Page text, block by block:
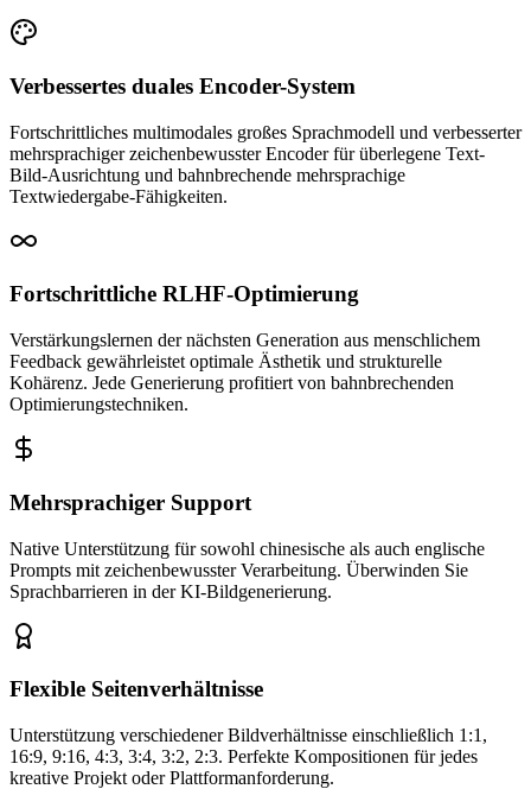
Verbessertes duales Encoder-System
Fortschrittliches multimodales großes Sprachmodell und verbesserter
mehrsprachiger zeichenbewusster Encoder für überlegene Text-
Bild-Ausrichtung und bahnbrechende mehrsprachige
Textwiedergabe-Fähigkeiten.
Fortschrittliche RLHF-Optimierung
Verstärkungslernen der nächsten Generation aus menschlichem
Feedback gewährleistet optimale Ästhetik und strukturelle
Kohärenz. Jede Generierung profitiert von bahnbrechenden
Optimierungstechniken.
Mehrsprachiger Support
Native Unterstützung für sowohl chinesische als auch englische
Prompts mit zeichenbewusster Verarbeitung. Überwinden Sie
Sprachbarrieren in der KI-Bildgenerierung.
Flexible Seitenverhältnisse
Unterstützung verschiedener Bildverhältnisse einschließlich 1:1,
16:9, 9:16, 4:3, 3:4, 3:2, 2:3. Perfekte Kompositionen für jedes
kreative Projekt oder Plattformanforderung.